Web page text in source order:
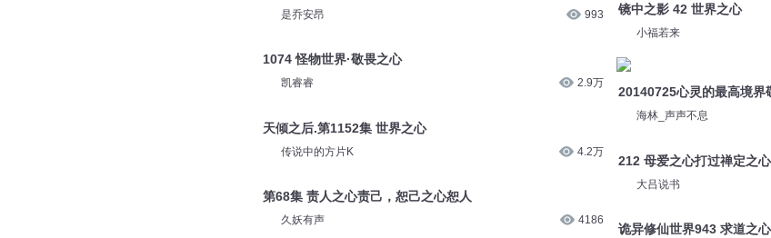
是乔安昂 993
1074 怪物世界·敬畏之心
凯睿睿 2.9万
天倾之后.第1152集 世界之心
传说中的方片K 4.2万
第68集 责人之心责己，恕己之心恕人
久妖有声 4186
镜中之影 42 世界之心
小福若来
20140725心灵的最高境界
海林_声声不息
212 母爱之心打过禅定之心
大吕说书
诡异修仙世界943 求道之心